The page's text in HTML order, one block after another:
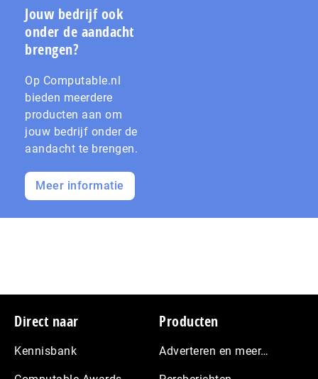
Jouw bedrijf ook
onder de aandacht
brengen?
Op Computable.nl
bieden meerdere
producten aan om
jouw bedrijf onder de
aandacht te brengen.
Meer informatie
Footer
Direct naar
Kennisbank
Producten
Adverteren en meer…